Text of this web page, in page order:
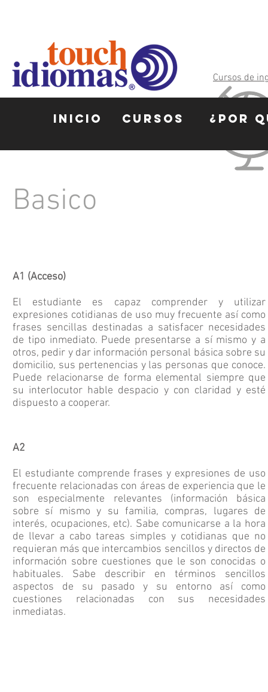
Cursos de
INICIO CURSOS ¿POR
Basico
A1 (Acceso)
El estudiante es capaz comprender y utilizar
expresiones cotidianas de uso muy frecuente así como
frases sencillas destinadas a satisfacer necesidades
de tipo inmediato. Puede presentarse a sí mismo y a
otros, pedir y dar información personal básica sobre su
domicilio, sus pertenencias y las personas que conoce.
Puede relacionarse de forma elemental siempre que
su interlocutor hable despacio y con claridad y esté
dispuesto a cooperar.
A2
El estudiante comprende frases y expresiones de uso
frecuente relacionadas con áreas de experiencia que le
son especialmente relevantes (información básica
sobre sí mismo y su familia, compras, lugares de
interés, ocupaciones, etc). Sabe comunicarse a la hora
de llevar a cabo tareas simples y cotidianas que no
requieran más que intercambios sencillos y directos de
información sobre cuestiones que le son conocidas o
habituales. Sabe describir en términos sencillos
aspectos de su pasado y su entorno así como
cuestiones relacionadas con sus necesidades
inmediatas.